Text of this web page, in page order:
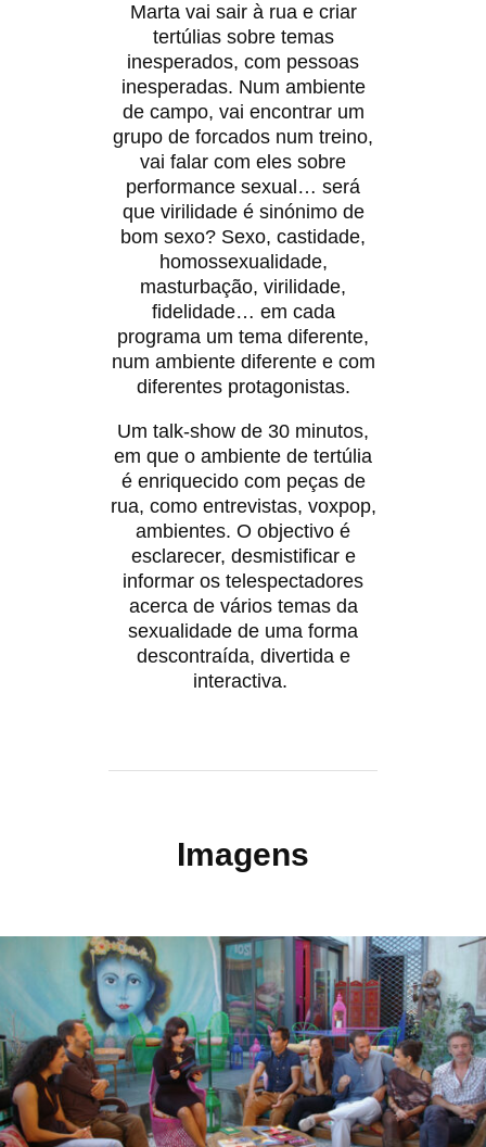
Marta vai sair à rua e criar
tertúlias sobre temas
inesperados, com pessoas
inesperadas. Num ambiente
de campo, vai encontrar um
grupo de forcados num treino,
vai falar com eles sobre
performance sexual… será
que virilidade é sinónimo de
bom sexo? Sexo, castidade,
homossexualidade,
masturbação, virilidade,
fidelidade… em cada
programa um tema diferente,
num ambiente diferente e com
diferentes protagonistas.
Um talk-show de 30 minutos,
em que o ambiente de tertúlia
é enriquecido com peças de
rua, como entrevistas, voxpop,
ambientes. O objectivo é
esclarecer, desmistificar e
informar os telespectadores
acerca de vários temas da
sexualidade de uma forma
descontraída, divertida e
interactiva.
Imagens